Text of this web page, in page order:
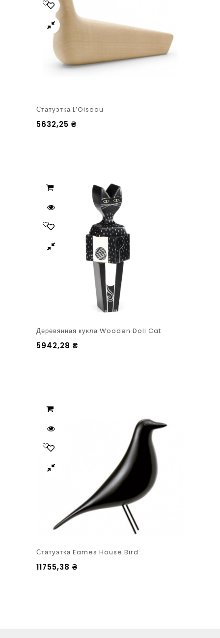
Статуэтка L’Oiseau
5632,25 ₴
Деревянная кукла Wooden Doll Cat
5942,28 ₴
Статуэтка Eames House Bird
11755,38 ₴